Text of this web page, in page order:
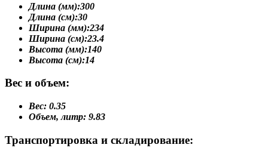
Длина (мм):300
Длина (см):30
Ширина (мм):234
Ширина (см):23.4
Высота (мм):140
Высота (см):14
Вес и объем:
Вес: 0.35
Объем, литр: 9.83
Транспортировка и складирование: